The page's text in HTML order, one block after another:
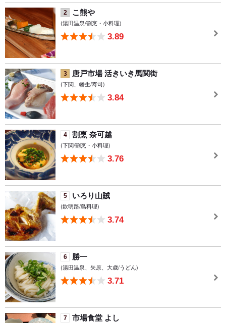
2 こ熊や
(湯田温泉/割烹・小料理)
3.89
3 唐戸市場 活きいき馬関街
(下関、幡生/寿司)
3.84
4 割烹 奈可越
(下関/割烹・小料理)
3.76
5 いろり山賊
(欽明路/鳥料理)
3.74
6 勝一
(湯田温泉、矢原、大歳/うどん)
3.71
7 市場食堂 よし